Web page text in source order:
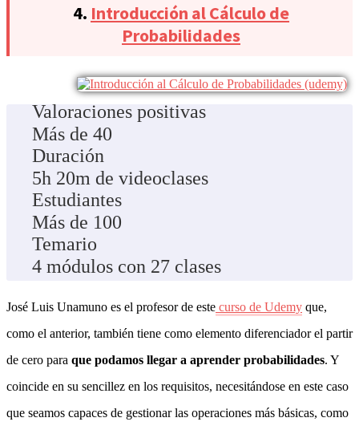
4. Introducción al Cálculo de
Probabilidades
Valoraciones positivas
Más de 40
Duración
5h 20m de videoclases
Estudiantes
Más de 100
Temario
4 módulos con 27 clases
José Luis Unamuno es el profesor de este curso de Udemy que,
como el anterior, también tiene como elemento diferenciador el partir
de cero para que podamos llegar a aprender probabilidades. Y
coincide en su sencillez en los requisitos, necesitándose en este caso
que seamos capaces de gestionar las operaciones más básicas, como